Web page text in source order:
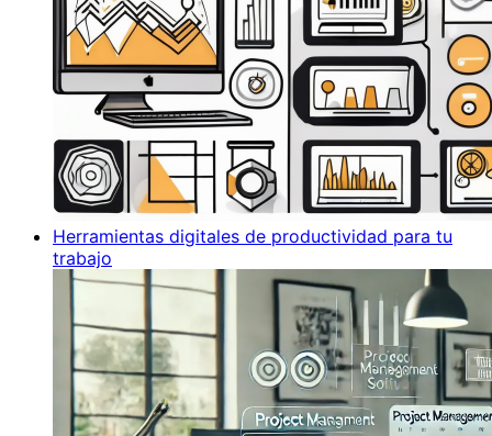
Herramientas digitales de productividad para tu
trabajo